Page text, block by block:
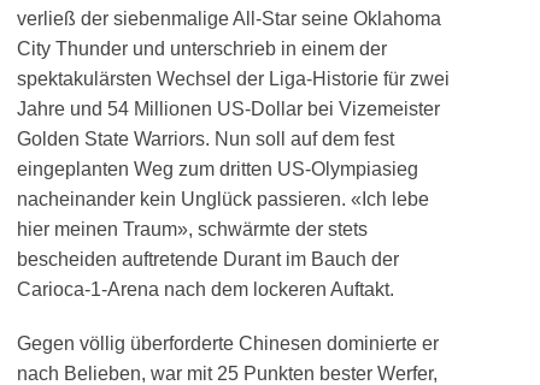
verließ der siebenmalige All-Star seine Oklahoma
City Thunder und unterschrieb in einem der
spektakulärsten Wechsel der Liga-Historie für zwei
Jahre und 54 Millionen US-Dollar bei Vizemeister
Golden State Warriors. Nun soll auf dem fest
eingeplanten Weg zum dritten US-Olympiasieg
nacheinander kein Unglück passieren. «Ich lebe
hier meinen Traum», schwärmte der stets
bescheiden auftretende Durant im Bauch der
Carioca-1-Arena nach dem lockeren Auftakt.
Gegen völlig überforderte Chinesen dominierte er
nach Belieben, war mit 25 Punkten bester Werfer,